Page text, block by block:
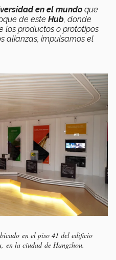
en el mundo que
de este Hub , donde
los productos o prototipos
alianzas, impulsamos el
en el piso 41 del edificio
en la ciudad de Hangzhou.